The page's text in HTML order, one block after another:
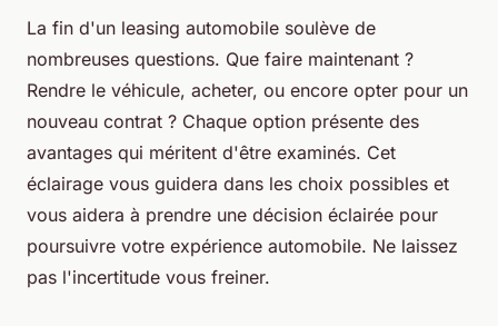
La fin d'un leasing automobile soulève de
nombreuses questions. Que faire maintenant ?
Rendre le véhicule, acheter, ou encore opter pour un
nouveau contrat ? Chaque option présente des
avantages qui méritent d'être examinés. Cet
éclairage vous guidera dans les choix possibles et
vous aidera à prendre une décision éclairée pour
poursuivre votre expérience automobile. Ne laissez
pas l'incertitude vous freiner.